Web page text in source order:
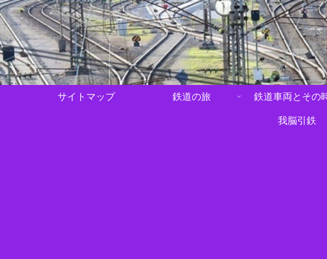
サイトマップ 鉄道の旅 鉄道車両とその
我脳引鉄